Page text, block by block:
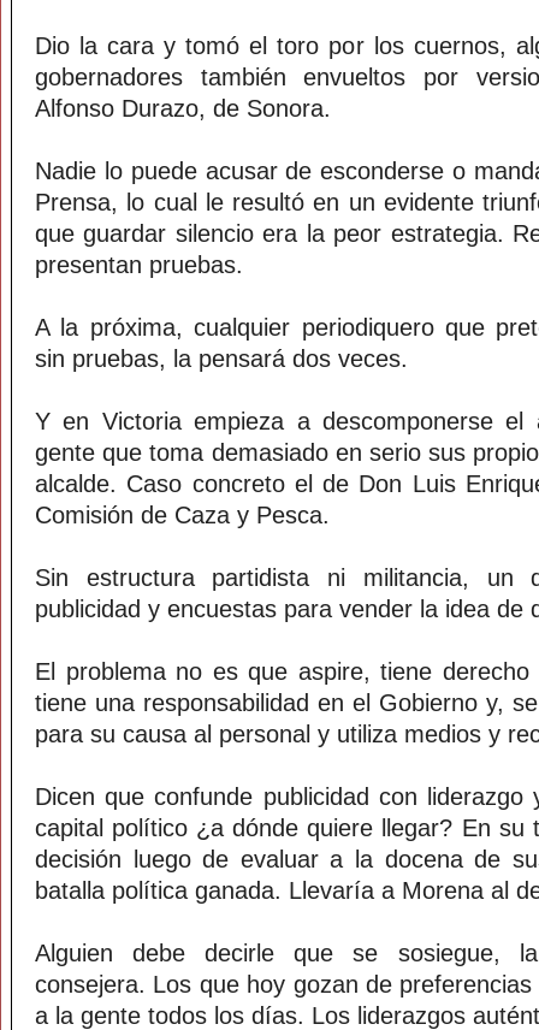
Dio la cara y tomó el toro por los cuernos,
gobernadores también envueltos por
Alfonso Durazo, de Sonora.
Nadie lo puede acusar de esconderse o
Prensa, lo cual le resultó en un evidente
que guardar silencio era la peor estrategia.
presentan pruebas.
A la próxima, cualquier periodiquero que
sin pruebas, la pensará dos veces.
Y en Victoria empieza a descomponerse el
gente que toma demasiado en serio sus
alcalde. Caso concreto el de Don Luis
Comisión de Caza y Pesca.
Sin estructura partidista ni militancia,
publicidad y encuestas para vender la idea de
El problema no es que aspire, tiene
tiene una responsabilidad en el Gobierno y,
para su causa al personal y utiliza medios y
Dicen que confunde publicidad con liderazgo
capital político ¿a dónde quiere llegar? En su
decisión luego de evaluar a la docena de
batalla política ganada. Llevaría a Morena al
Alguien debe decirle que se sosiegue,
consejera. Los que hoy gozan de
a la gente todos los días. Los liderazgos